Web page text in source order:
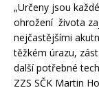
„Určeny jsou
ohrožení života
nejčastějšími
těžkém úrazu,
další potřebné
ZZS SČK Martin